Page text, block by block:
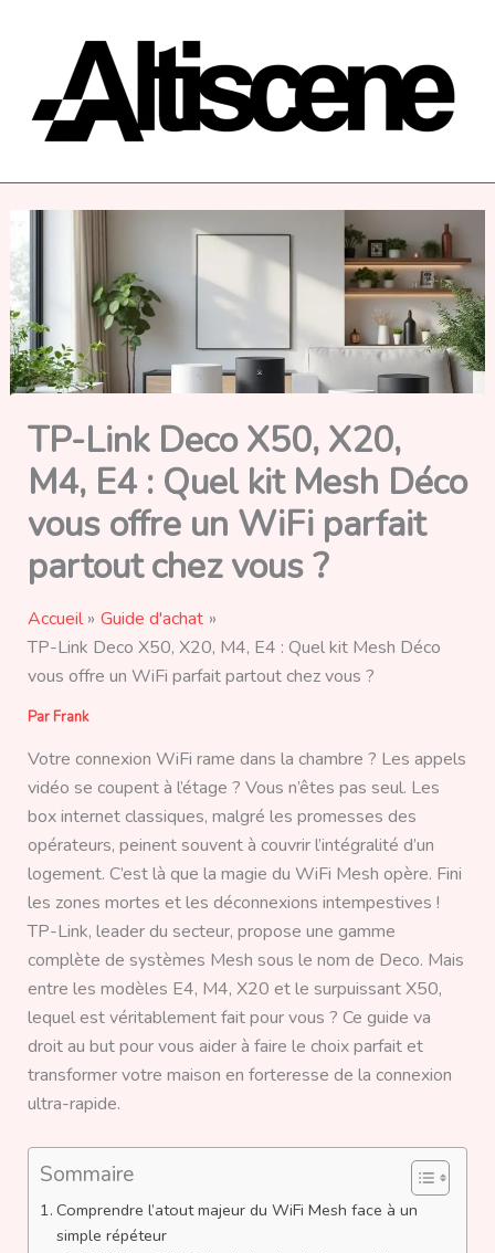
TP-Link Deco X50, X20,
M4, E4 : Quel kit Mesh Déco
vous offre un WiFi parfait
partout chez vous ?
Accueil
Guide d'achat
TP-Link Deco X50, X20, M4, E4 : Quel kit Mesh Déco
vous offre un WiFi parfait partout chez vous ?
Par Frank
Votre connexion WiFi rame dans la chambre ? Les appels
vidéo se coupent à l’étage ? Vous n’êtes pas seul. Les
box internet classiques, malgré les promesses des
opérateurs, peinent souvent à couvrir l’intégralité d’un
logement. C’est là que la magie du WiFi Mesh opère. Fini
les zones mortes et les déconnexions intempestives !
TP-Link, leader du secteur, propose une gamme
complète de systèmes Mesh sous le nom de Deco. Mais
entre les modèles E4, M4, X20 et le surpuissant X50,
lequel est véritablement fait pour vous ? Ce guide va
droit au but pour vous aider à faire le choix parfait et
transformer votre maison en forteresse de la connexion
ultra-rapide.
Sommaire
Comprendre l’atout majeur du WiFi Mesh face à un
simple répéteur